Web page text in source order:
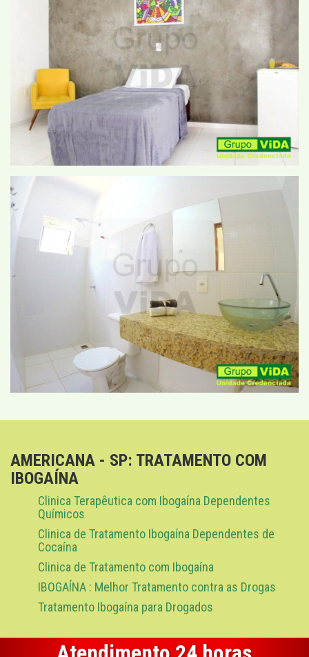
AMERICANA - SP: TRATAMENTO COM
IBOGAÍNA
Clinica Terapêutica com Ibogaína Dependentes
Químicos
Clinica de Tratamento Ibogaína Dependentes de
Cocaína
Clinica de Tratamento com Ibogaína
IBOGAÍNA : Melhor Tratamento contra as Drogas
Tratamento Ibogaína para Drogados